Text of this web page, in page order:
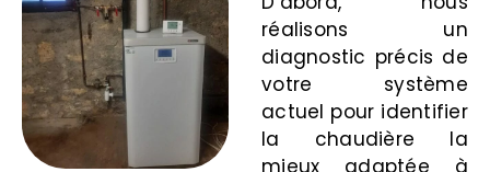
réalisons un
diagnostic précis de
votre système
actuel pour identifier
la chaudière la
mieux adaptée à